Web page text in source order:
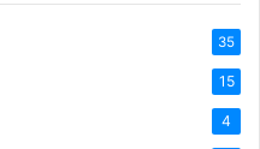
35
15
4